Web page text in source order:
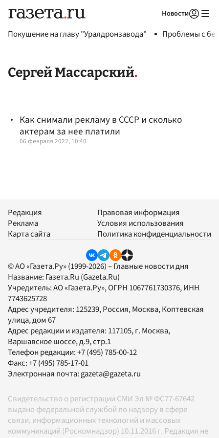
Новости
Покушение на главу "Уралдронзавода" Проблемы с
Сергей Массарский
Как снимали рекламу в СССР и сколько
актерам за нее платили
06 февраля 2022, 10:40
Редакция
Реклама
Карта сайта
Правовая информация
Условия использования
Политика конфиденциальности
© АО «Газета.Ру» (1999-2026) – Главные новости дня
Название: Газета.Ru (Gazeta.Ru)
Учредитель:АО «Газета.Ру», ОГРН 1067761730376, ИНН
7743625728
Адрес учредителя: 125239, Россия, Москва, Коптевская
улица, дом 67
Адрес редакции и издателя: 117105, г. Москва,
Варшавское шоссе, д.9, стр.1
Телефон редакции:+7 (495) 785-00-12
Факс:+7 (495) 785-17-01
Электронная почта:gazeta@gazeta.ru
Свидетельство о регистрации СМИ Эл № ФС77-67642
выдано федеральной службой по надзору в сфере
связи, информационных технологий и массовых
коммуникаций (Роскомнадзор) 10.11.2016 г. Редакция не